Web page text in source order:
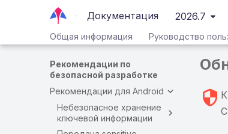
Документация 2026.7
Общая информация Руководство
Рекомендации по
безопасной разработке
Рекомендации для Android
Небезопасное хранение
ключевой информации